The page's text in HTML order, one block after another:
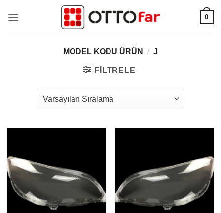
atla
0
MODEL KODU ÜRÜN / J
FILTRELE